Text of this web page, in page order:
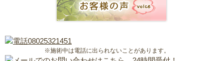
※施術中は電話に出られないことがあります。